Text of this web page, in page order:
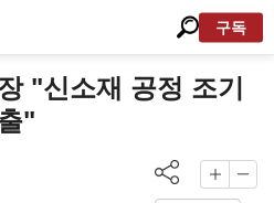
구독
"신소재 공정 조기
"